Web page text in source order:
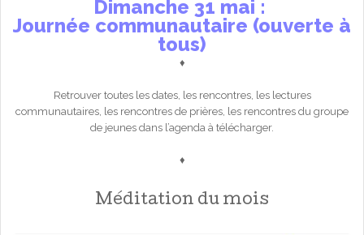
Dimanche 31 mai :
Journée communautaire (ouverte à
tous)
♦
Retrouver toutes les dates, les rencontres, les lectures
communautaires, les rencontres de prières, les rencontres du groupe
de jeunes dans l’agenda à télécharger.
♦
Méditation du mois